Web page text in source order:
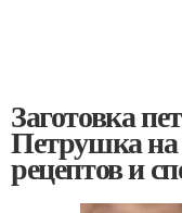
Заготовка
Петрушка
рецептов и